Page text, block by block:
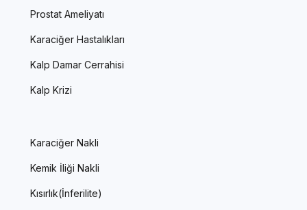
Prostat Ameliyatı
Karaciğer Hastalıkları
Kalp Damar Cerrahisi
Kalp Krizi
Karaciğer Nakli
Kemik İliği Nakli
Kısırlık(İnferilite)